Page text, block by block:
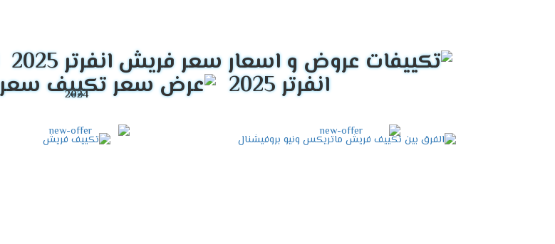
تكييف فريش بروفيشنال تربو "ديجيتال بالبلازما ".
تكييف فريش سمارت "ديجيتال بدون بلازما ".
تكييف فريش بروفيشنال تربو "ديجيتال بدون بلازما ".
تكييف فريش فرى ستاند .
انفرتر 2025